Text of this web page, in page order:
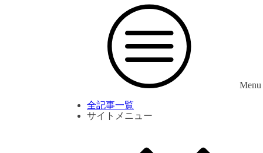
Menu
全記事一覧
サイトメニュー